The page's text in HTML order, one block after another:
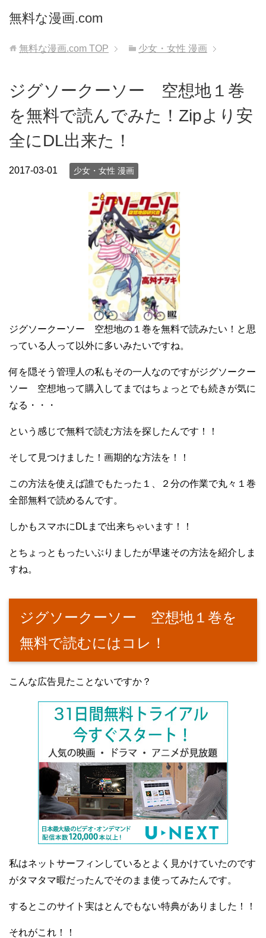
無料な漫画.com
無料な漫画.com TOP 少女・女性 漫画
ジグソークーソー 空想地１巻
を無料で読んでみた！Zipより安
全にDL出来た！
2017-03-01 少女・女性 漫画
ジグソークーソー 空想地の１巻を無料で読みたい！と思
っている人って以外に多いみたいですね。
何を隠そう管理人の私もその一人なのですがジグソークー
ソー 空想地って購入してまではちょっとでも続きが気に
なる・・・
という感じで無料で読む方法を探したんです！！
そして見つけました！画期的な方法を！！
この方法を使えば誰でもたった１、２分の作業で丸々１巻
全部無料で読めるんです。
しかもスマホにDLまで出来ちゃいます！！
とちょっともったいぶりましたが早速その方法を紹介しま
すね。
ジグソークーソー 空想地１巻を
無料で読むにはコレ！
こんな広告見たことないですか？
私はネットサーフィンしているとよく見かけていたのです
がタマタマ暇だったんでそのまま使ってみたんです。
するとこのサイト実はとんでもない特典がありました！！
それがこれ！！